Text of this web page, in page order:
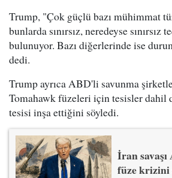
Trump, "Çok güçlü bazı mühimmat
bunlarda sınırsız, neredeyse sınırsız
bulunuyor. Bazı diğerlerinde ise
dedi.
Trump ayrıca ABD'li savunma
Tomahawk füzeleri için tesisler dahil
tesisi inşa ettiğini söyledi.
İran
füze